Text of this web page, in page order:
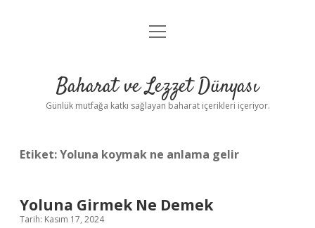
Anasayfa
Yasal Uyarı
menüyü
Baharat ve Lezzet Dünyası
Günlük mutfağa katkı sağlayan baharat içerikleri içeriyor.
Etiket:Yoluna koymak ne anlama gelir
Yoluna Girmek Ne Demek
Tarih: Kasım 17, 2024